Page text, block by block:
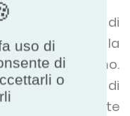
realizzazione di
è la
che utilizziamo.
è quello di
la rete
uso di
di
o